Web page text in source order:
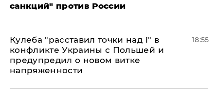
санкций" против России
Кулеба "расставил точки над і" в
конфликте Украины с Польшей и
предупредил о новом витке
напряженности
18:55